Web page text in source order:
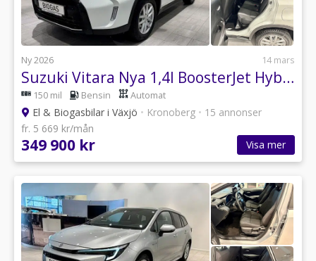
Ny 2026 14 mars
Suzuki Vitara Nya 1,4l BoosterJet Hybrid AllGrip
150 mil Bensin Automat
El & Biogasbilar i Växjö • Kronoberg • 15 annonser
fr. 5 669 kr/mån
349 900 kr Visa mer